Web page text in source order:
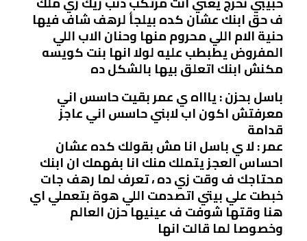
ف حق ابنك عشان كده بيلجأ لرهف شاف فيها
حنية الام اللي محروم منها وحنان الاب اللي
المفروض يطبطب عليه لولا انها بنت كويسه
مكنش ابنك اتعلق بيها بالشكل ده
باسل بحزن : ياااه ي عمر بقيت حاسس اني
معرفتش اكون اب لابني حاسس اني عاجز
قدامة
عمر : لا ي باسل انا مش بقولك كده عشان
احساس العجز يتملك منك انا بفهمك ان ابنك
محتاجك ف وقت زي ده ، تعرف لما رهف جات
خبطت علي بيتي اتصدمت اللي هوة بتعملي اي
هنا وقتها شوفت ف عينيها حزن العالم
وخصوصا لما قالت انها